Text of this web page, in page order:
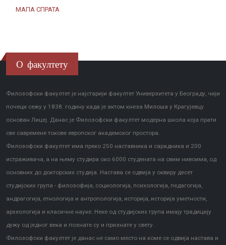
МАПА СПРАТА
О факултету
Филозофски факултет је најстарији факултет Универзитета у Београду, чији
почеци сежу у 1838. годину када је актом кнеза Милоша у Крагујевцу
основан Лицеј. Данас је Филозофски факултет модерна школа која прати
све савремене токове европског академског простора.
Филозофски факултет има преко 250 наставника и сарадника и 200
истраживача, а на њему студира око 6000 студената на свим нивоима, од
основних до докторских студија. Настава се одвија у оквиру десет
студијских група - филозофија, социологија, психологија, педагогија,
андрагогија, етнологија и антропологија, историја, историја уметности,
археологија и класичне науке. Неке од студијских група имају традицију
дужу од једног века и познате су и признате у свету.
Филозофски факултет је данас не само место на коме се одвија настава и